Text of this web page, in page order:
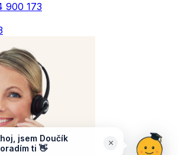
900 173
jsem Doučík
ti 👋
×